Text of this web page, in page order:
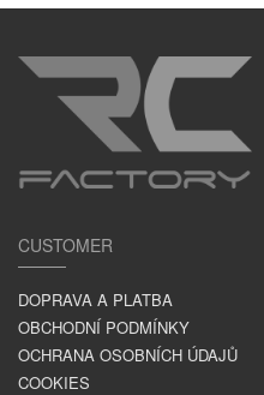
CUSTOMER
DOPRAVA A PLATBA
OBCHODNÍ PODMÍNKY
OCHRANA OSOBNÍCH ÚDAJŮ
COOKIES